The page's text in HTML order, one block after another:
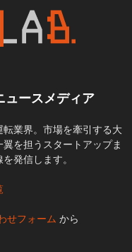
ュースメディア
業界。市場を牽引する大
を担うスタートアップま
発信します。
せフォーム から